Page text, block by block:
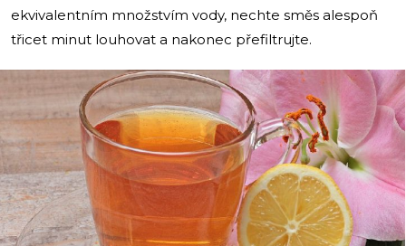
ekvivalentním množstvím vody, nechte směs alespoň
třicet minut louhovat a nakonec přefiltrujte.